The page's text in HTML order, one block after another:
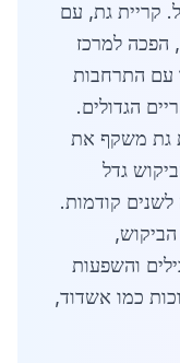
קריית גת, עם
תושבים, הפכה למרכז
עם התרחבות
הגדולים.
גת משקף את
גדל
לשנים קודמות.
והשפעות
כמו אשדוד,